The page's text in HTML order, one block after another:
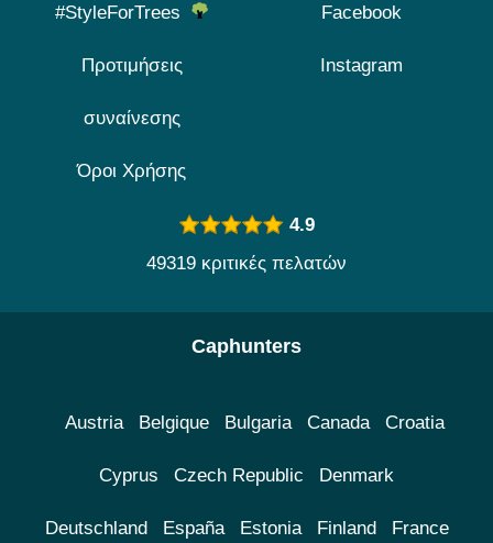
#StyleForTrees
Προτιμήσεις
συναίνεσης
Όροι Χρήσης
Facebook
Instagram
4.9
49319 κριτικές πελατών
Caphunters
Austria Belgique Bulgaria Canada Croatia
Cyprus Czech Republic Denmark
Deutschland España Estonia Finland France